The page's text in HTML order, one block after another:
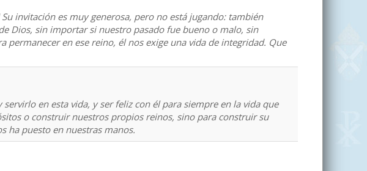
invitación es muy generosa, pero no está jugando: también
Dios, sin importar si nuestro pasado fue bueno o malo, sin
en ese reino, él nos exige una vida de integridad. Que
en esta vida, y ser feliz con él para siempre en la vida que
o construir nuestros propios reinos, sino para construir su
ha puesto en nuestras manos.